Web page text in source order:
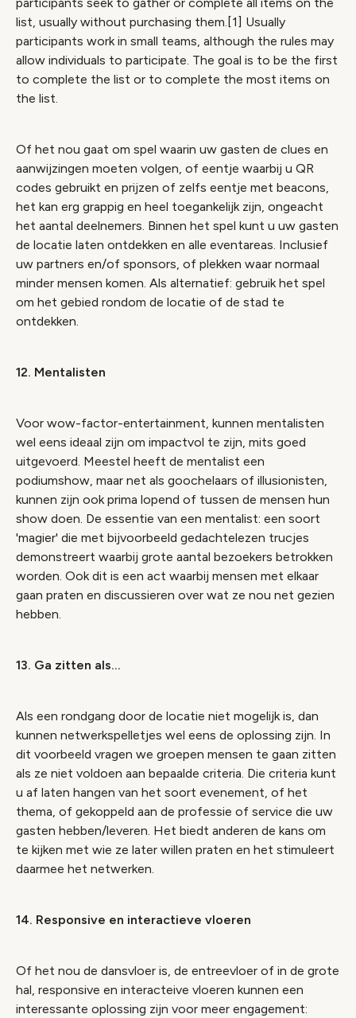
list, usually without purchasing them.[1] Usually
participants work in small teams, although the rules may
allow individuals to participate. The goal is to be the first
to complete the list or to complete the most items on
the list.
Of het nou gaat om spel waarin uw gasten de clues en
aanwijzingen moeten volgen, of eentje waarbij u QR
codes gebruikt en prijzen of zelfs eentje met beacons,
het kan erg grappig en heel toegankelijk zijn, ongeacht
het aantal deelnemers. Binnen het spel kunt u uw gasten
de locatie laten ontdekken en alle eventareas. Inclusief
uw partners en/of sponsors, of plekken waar normaal
minder mensen komen. Als alternatief: gebruik het spel
om het gebied rondom de locatie of de stad te
ontdekken.
12. Mentalisten
Voor wow-factor-entertainment, kunnen mentalisten
wel eens ideaal zijn om impactvol te zijn, mits goed
uitgevoerd. Meestel heeft de mentalist een
podiumshow, maar net als goochelaars of illusionisten,
kunnen zijn ook prima lopend of tussen de mensen hun
show doen. De essentie van een mentalist: een soort
'magier' die met bijvoorbeeld gedachtelezen trucjes
demonstreert waarbij grote aantal bezoekers betrokken
worden. Ook dit is een act waarbij mensen met elkaar
gaan praten en discussieren over wat ze nou net gezien
hebben.
13. Ga zitten als...
Als een rondgang door de locatie niet mogelijk is, dan
kunnen netwerkspelletjes wel eens de oplossing zijn. In
dit voorbeeld vragen we groepen mensen te gaan zitten
als ze niet voldoen aan bepaalde criteria. Die criteria kunt
u af laten hangen van het soort evenement, of het
thema, of gekoppeld aan de professie of service die uw
gasten hebben/leveren. Het biedt anderen de kans om
te kijken met wie ze later willen praten en het stimuleert
daarmee het netwerken.
14. Responsive en interactieve vloeren
Of het nou de dansvloer is, de entreevloer of in de grote
hal, responsive en interacteive vloeren kunnen een
interessante oplossing zijn voor meer engagement: